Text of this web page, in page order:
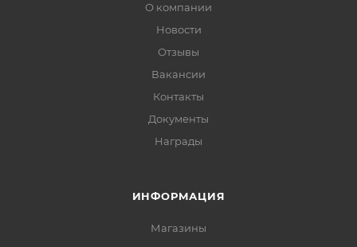
О компании
Новости
Отзывы
Вакансии
Контакты
Документы
Награды
ИНФОРМАЦИЯ
Магазины